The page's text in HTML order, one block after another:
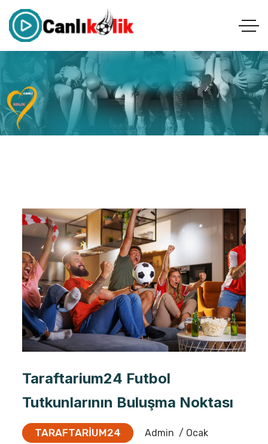
Taraftarium24 Futbol
Tutkunlarının Buluşma Noktası
TARAFTARIUM24 Admin / Ocak